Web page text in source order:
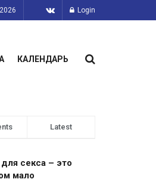
Login
КАЛЕНДАРЬ
Latest
секса – это
мало